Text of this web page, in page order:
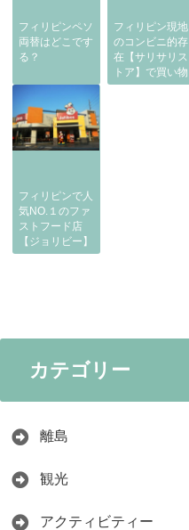
フィリピンペソ
両替はどこです
る？
フィリピン現地
のコンビニ的存
在【サリサリス
トア】で買い物
フィリピンで人
気NO.１のファ
ストフード店
【ジョリビー】
カテゴリー
離島
観光
アクティビティー